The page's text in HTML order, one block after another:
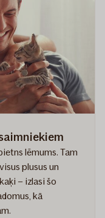
lēmums. Tam
plusus un
– izlasi šo
kā